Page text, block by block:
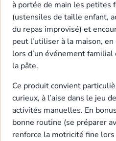
à portée de main les petites
(ustensiles de taille enfant,
du repas improvisé) et
peut l’utiliser à la maison,
lors d’un événement familial
la pâte.
Ce produit convient
curieux, à l’aise dans le jeu
activités manuelles. En
bonne routine (se préparer
renforce la motricité fine